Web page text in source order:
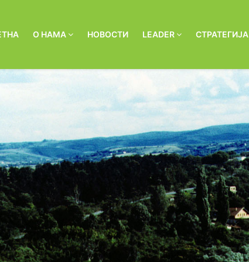
О НАМА НОВОСТИ LEADER СТРАТЕГИЈА